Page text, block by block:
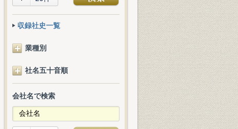
収録社史一覧
業種別
社名五十音順
会社名で検索